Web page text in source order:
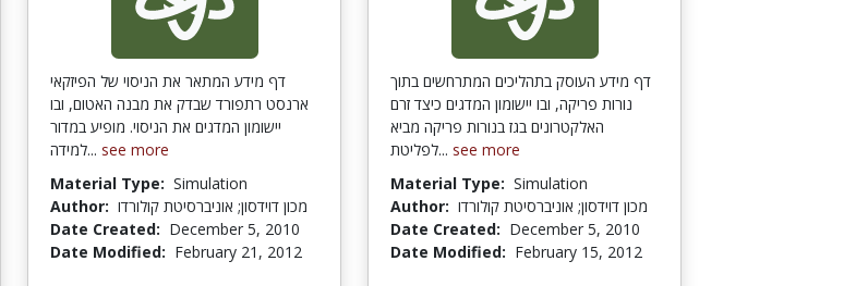
דף מידע המתאר את הניסוי של הפיזקאי
ארנסט רתפורד שבדק את מבנה האטום, ובו
יישומון המדגים את הניסוי. מופיע במדור
למידה... see more
Material Type: Simulation
Author: מכון דוידסון; אוניברסיטת קולורדו
Date Created: December 5, 2010
Date Modified: February 21, 2012
דף מידע העוסק בתהליכים המתרחשים בתוך
נורות פריקה, ובו יישומון המדגים כיצד זרם
האלקטרונים בגז בנורות פריקה מביא
לפליטת... see more
Material Type: Simulation
Author: מכון דוידסון; אוניברסיטת קולורדו
Date Created: December 5, 2010
Date Modified: February 15, 2012